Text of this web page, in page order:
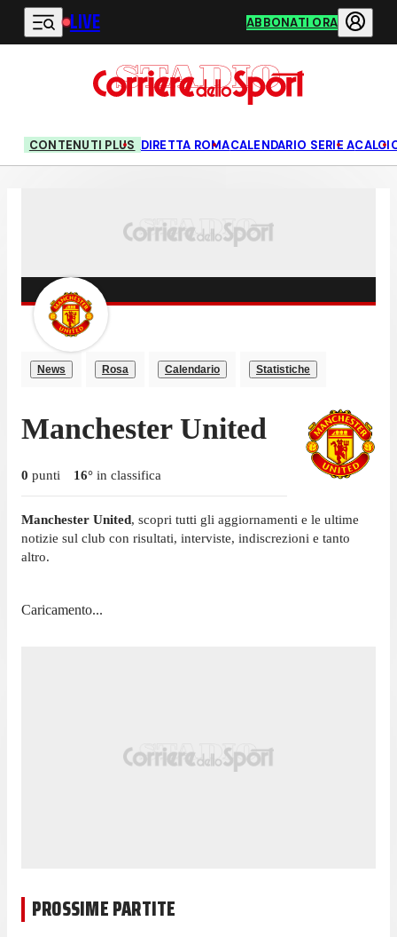
Vai al contenuto principale
LIVE ABBONATI ORA
CONTENUTI PLUS DIRETTA ROMACALENDARIO SERIE A
News Rosa Calendario Statistiche
Manchester United
0 punti 16° in classifica
Manchester United, scopri tutti gli aggiornamenti e le ultime
notizie sul club con risultati, interviste, indiscrezioni e tanto
altro.
Caricamento...
PROSSIME PARTITE